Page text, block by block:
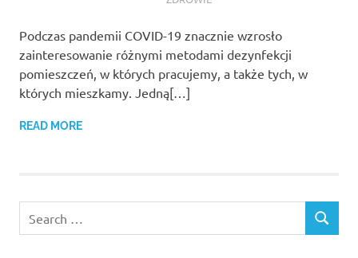
Podczas pandemii COVID-19 znacznie wzrosło
zainteresowanie różnymi metodami dezynfekcji
pomieszczeń, w których pracujemy, a także tych, w
których mieszkamy. Jedną[…]
READ MORE